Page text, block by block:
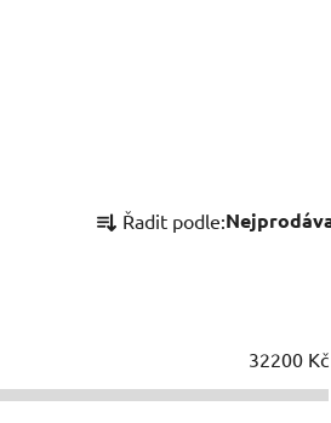
a
p
Řadit podle:
32200 Kč